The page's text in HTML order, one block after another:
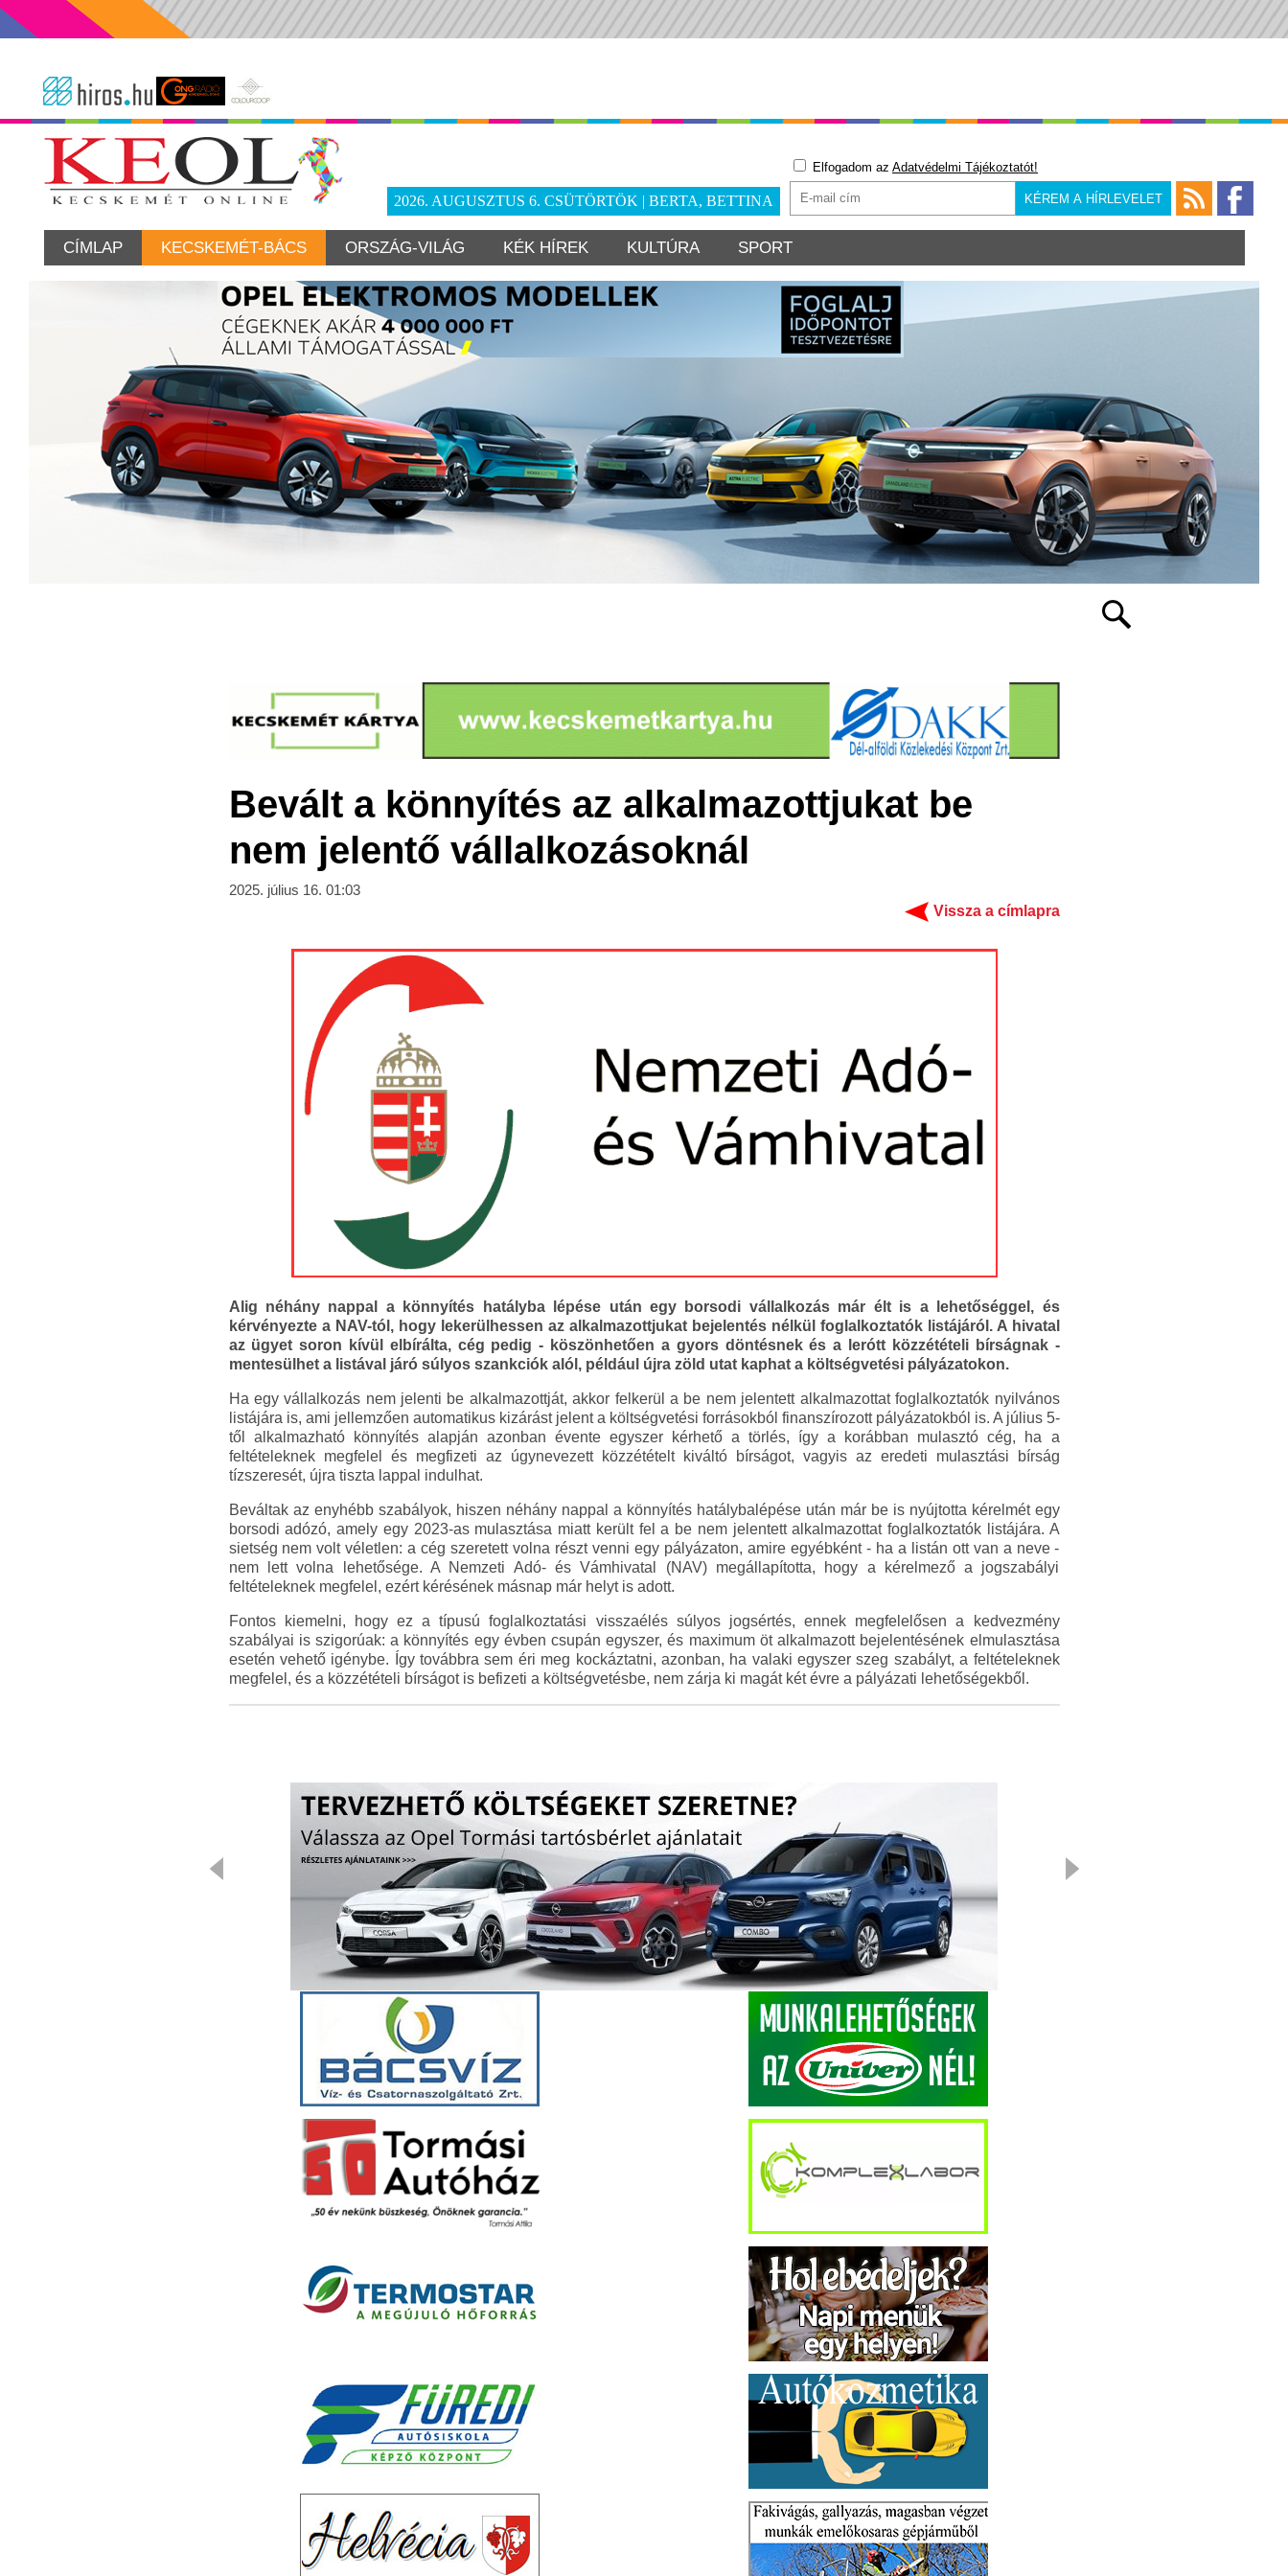
2026. AUGUSZTUS 6. CSÜTÖRTÖK | BERTA, BETTINA
Elfogadom az Adatvédelmi Tájékoztatót!
CÍMLAP KECSKEMÉT-BÁCS ORSZÁG-VILÁG KÉK HÍREK KULTÚRA SPORT
Bevált a könnyítés az alkalmazottjukat be
nem jelentő vállalkozásoknál
2025. július 16. 01:03
Vissza a címlapra
Alig néhány nappal a könnyítés hatályba lépése után egy borsodi vállalkozás már élt is a lehetőséggel, és
kérvényezte a NAV-tól, hogy lekerülhessen az alkalmazottjukat bejelentés nélkül foglalkoztatók listájáról. A hivatal
az ügyet soron kívül elbírálta, cég pedig - köszönhetően a gyors döntésnek és a lerótt közzétételi bírságnak -
mentesülhet a listával járó súlyos szankciók alól, például újra zöld utat kaphat a költségvetési pályázatokon.
Ha egy vállalkozás nem jelenti be alkalmazottját, akkor felkerül a be nem jelentett alkalmazottat foglalkoztatók nyilvános
listájára is, ami jellemzően automatikus kizárást jelent a költségvetési forrásokból finanszírozott pályázatokból is. A július 5-
től alkalmazható könnyítés alapján azonban évente egyszer kérhető a törlés, így a korábban mulasztó cég, ha a
feltételeknek megfelel és megfizeti az úgynevezett közzétételt kiváltó bírságot, vagyis az eredeti mulasztási bírság
tízszeresét, újra tiszta lappal indulhat.
Beváltak az enyhébb szabályok, hiszen néhány nappal a könnyítés hatálybalépése után már be is nyújtotta kérelmét egy
borsodi adózó, amely egy 2023-as mulasztása miatt került fel a be nem jelentett alkalmazottat foglalkoztatók listájára. A
sietség nem volt véletlen: a cég szeretett volna részt venni egy pályázaton, amire egyébként - ha a listán ott van a neve -
nem lett volna lehetősége. A Nemzeti Adó- és Vámhivatal (NAV) megállapította, hogy a kérelmező a jogszabályi
feltételeknek megfelel, ezért kérésének másnap már helyt is adott.
Fontos kiemelni, hogy ez a típusú foglalkoztatási visszaélés súlyos jogsértés, ennek megfelelősen a kedvezmény
szabályai is szigorúak: a könnyítés egy évben csupán egyszer, és maximum öt alkalmazott bejelentésének elmulasztása
esetén vehető igénybe. Így továbbra sem éri meg kockáztatni, azonban, ha valaki egyszer szeg szabályt, a feltételeknek
megfelel, és a közzétételi bírságot is befizeti a költségvetésbe, nem zárja ki magát két évre a pályázati lehetőségekből.